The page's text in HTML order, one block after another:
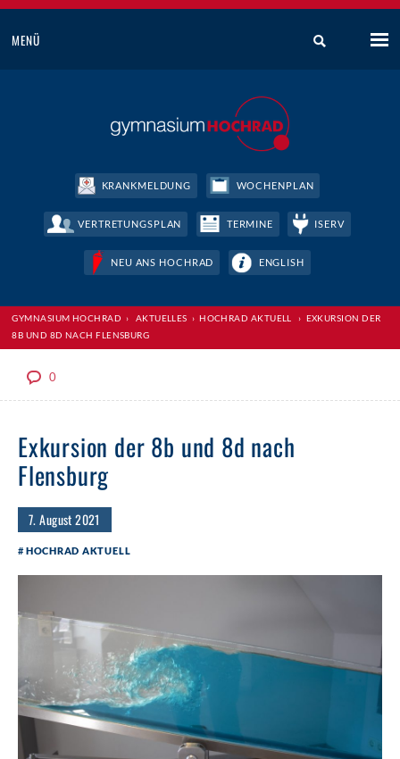
MENÜ
KRANKMELDUNG WOCHENPLAN
VERTRETUNGSPLAN TERMINE ISERV
NEU ANS HOCHRAD ENGLISH
GYMNASIUM HOCHRAD › AKTUELLES ›HOCHRAD AKTUELL › EXKURSION DER
8B UND 8D NACH FLENSBURG
0
Exkursion der 8b und 8d nach
Flensburg
7. August 2021
HOCHRAD AKTUELL